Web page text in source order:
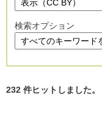
検索オプション
232 件ヒットしました。